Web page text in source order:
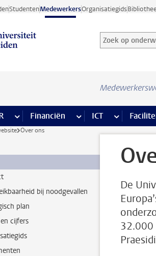
StudentenMedewerkersOrganisatiegids
Zoek op
Zoekterm
meer HR pagina’s
Financiën meer Financiën
ICT meer ICT
Over ons
bij noodgevallen
plan
cijfers
De
32.000